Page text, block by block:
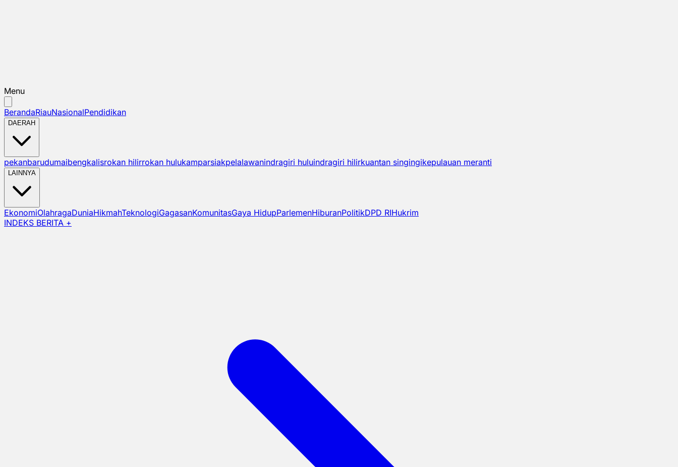
Menu
BerandaRiauNasionalPendidikan
DAERAH
pekanbarudumaibengkalisrokan hilirrokan hulukamparsiakpelalawanindragiri huluindragiri hilirkuantan singingikepulauan meranti
LAINNYA
EkonomiOlahragaDuniaHikmahTeknologiGagasanKomunitasGaya HidupParlemenHiburanPolitikDPD RIHukrim
INDEKS BERITA +